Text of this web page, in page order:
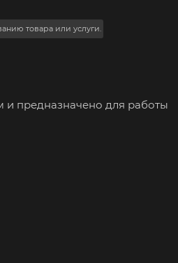
товара или услуги.
и предназначено для работы